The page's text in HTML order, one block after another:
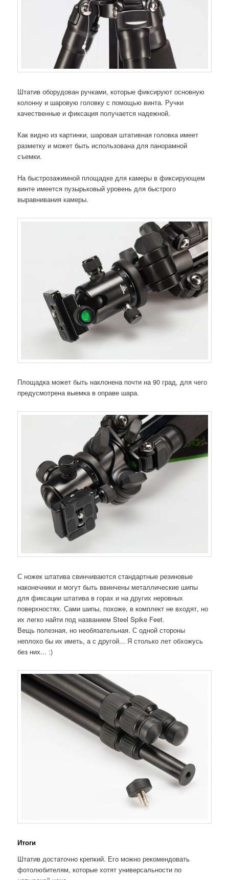
Штатив оборудован ручками, которые фиксируют основную
колонну и шаровую головку с помощью винта. Ручки
качественные и фиксация получается надежной.
Как видно из картинки, шаровая штативная головка имеет
разметку и может быть использована для панорамной
съемки.
На быстрозажимной площадке для камеры в фиксирующем
винте имеется пузырьковый уровень для быстрого
выравнивания камеры.
Площадка может быть наклонена почти на 90 град, для чего
предусмотрена выемка в оправе шара.
С ножек штатива свинчиваются стандартные резиновые
наконечники и могут быть ввинчены металлические шипы
для фиксации штатива в горах и на других неровных
поверхностях. Сами шипы, похоже, в комплект не входят, но
их легко найти под названием Steel Spike Feet.
Вещь полезная, но необязательная. С одной стороны
неплохо бы их иметь, а с другой... Я столько лет обхожусь
без них... :)
Итоги
Штатив достаточно крепкий. Его можно рекомендовать
фотолюбителям, которые хотят универсальности по